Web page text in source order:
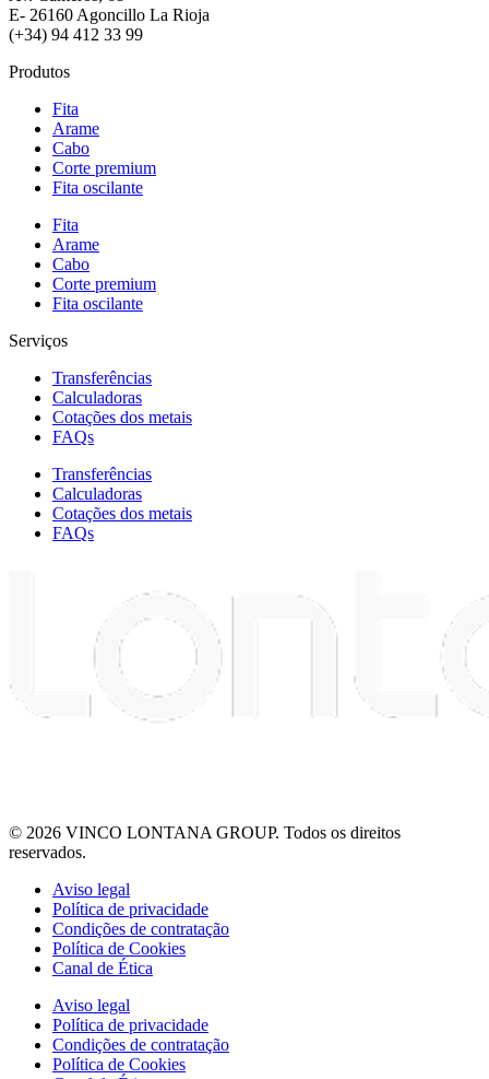
E- 26160 Agoncillo La Rioja
(+34) 94 412 33 99
Produtos
Fita
Arame
Cabo
Corte premium
Fita oscilante
Fita
Arame
Cabo
Corte premium
Fita oscilante
Serviços
Transferências
Calculadoras
Cotações dos metais
FAQs
Transferências
Calculadoras
Cotações dos metais
FAQs
© 2026 VINCO LONTANA GROUP. Todos os direitos
reservados.
Aviso legal
Política de privacidade
Condições de contratação
Política de Cookies
Canal de Ética
Aviso legal
Política de privacidade
Condições de contratação
Política de Cookies